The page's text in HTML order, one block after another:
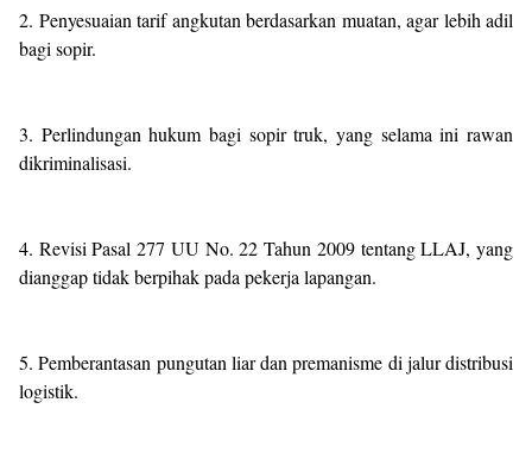
2. Penyesuaian tarif angkutan berdasarkan muatan, agar lebih adil
bagi sopir.
3. Perlindungan hukum bagi sopir truk, yang selama ini rawan
dikriminalisasi.
4. Revisi Pasal 277 UU No. 22 Tahun 2009 tentang LLAJ, yang
dianggap tidak berpihak pada pekerja lapangan.
5. Pemberantasan pungutan liar dan premanisme di jalur distribusi
logistik.